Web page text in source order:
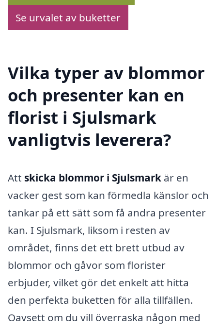
Se urvalet av buketter
Vilka typer av blommor
och presenter kan en
florist i Sjulsmark
vanligtvis leverera?
Att skicka blommor i Sjulsmark är en
vacker gest som kan förmedla känslor och
tankar på ett sätt som få andra presenter
kan. I Sjulsmark, liksom i resten av
området, finns det ett brett utbud av
blommor och gåvor som florister
erbjuder, vilket gör det enkelt att hitta
den perfekta buketten för alla tillfällen.
Oavsett om du vill överraska någon med